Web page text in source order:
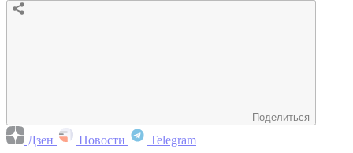
Поделиться
Дзен Новости Telegram